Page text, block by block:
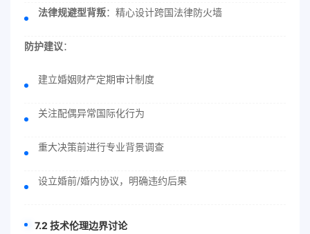
法律规避型背叛：精心设计跨国法律防火墙
防护建议：
建立婚姻财产定期审计制度
关注配偶异常国际化行为
重大决策前进行专业背景调查
设立婚前/婚内协议，明确违约后果
7.2 技术伦理边界讨论